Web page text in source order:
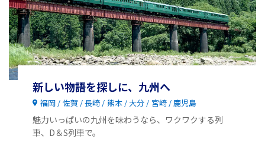
新しい物語を探しに、九州へ
福岡 佐賀 長崎 熊本 大分 宮崎 鹿児島
魅力いっぱいの九州を味わうなら、ワクワクする列
車、D＆S列車で。